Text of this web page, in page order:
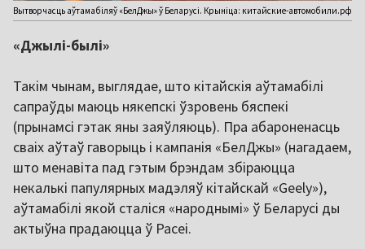
Вытворчасць аўтамабіляў «БелДжы» ў Беларусі. Крыніца: китайские-автомобили.рф
«Джылі-былі»
Такім чынам, выглядае, што кітайскія аўтамабілі
сапраўды маюць някепскі ўзровень бяспекі
(прынамсі гэтак яны заяўляюць). Пра абароненасць
сваіх аўтаў гаворыць і кампанія «БелДжы» (нагадаем,
што менавіта пад гэтым брэндам збіраюцца
некалькі папулярных мадэляў кітайскай «Geely»),
аўтамабілі якой сталіся «народнымі» ў Беларусі ды
актыўна прадаюцца ў Расеі.